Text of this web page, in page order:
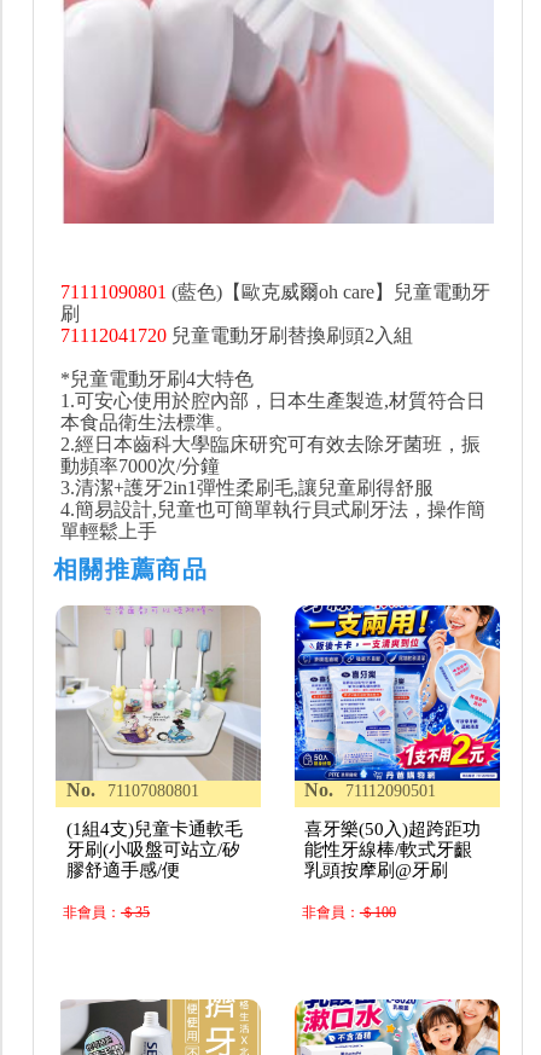
71111090801 (藍色)【歐克威爾oh care】兒童電動牙
刷
71112041720 兒童電動牙刷替換刷頭2入組
*兒童電動牙刷4大特色
1.可安心使用於腔內部，日本生產製造,材質符合日
本食品衛生法標準。
2.經日本齒科大學臨床研究可有效去除牙菌班，振
動頻率7000次/分鐘
3.清潔+護牙2in1彈性柔刷毛,讓兒童刷得舒服
4.簡易設計,兒童也可簡單執行貝式刷牙法，操作簡
單輕鬆上手
相關推薦商品
No. 71107080801
(1組4支)兒童卡通軟毛
牙刷(小吸盤可站立/矽
膠舒適手感/便
非會員：＄35
No. 71112090501
喜牙樂(50入)超跨距功
能性牙線棒/軟式牙齦
乳頭按摩刷@牙刷
非會員：＄100